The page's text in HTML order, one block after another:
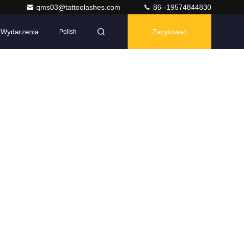
qms03@tattoolashes.com 86--19574844830
Wydarzenia Polish Zacytować